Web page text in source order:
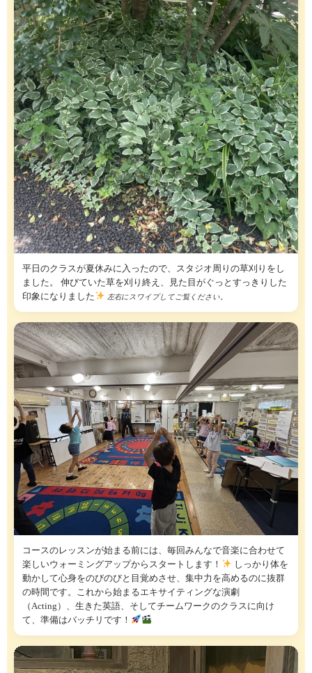
平日のクラスが夏休みに入ったので、スタジオ周りの草刈りをし
ました。 伸びていた草を刈り終え、見た目がぐっとすっきりした
印象になりました
左右にスワイプしてご覧ください。
コースのレッスンが始まる前には、毎回みんなで音楽に合わせて
楽しいウォーミングアップからスタートします！
しっかり体を
動かして心身をのびのびと目覚めさせ、集中力を高めるのに抜群
の時間です。これから始まるエキサイティングな演劇
（Acting）、生きた英語、そしてチームワークのクラスに向け
て、準備はバッチリです！